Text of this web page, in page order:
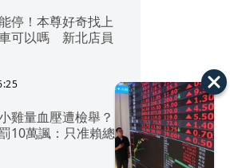
停！本尊好奇找上
可以嗎 新北店員
雞量血壓遭檢舉？
10萬諷：只准賴總